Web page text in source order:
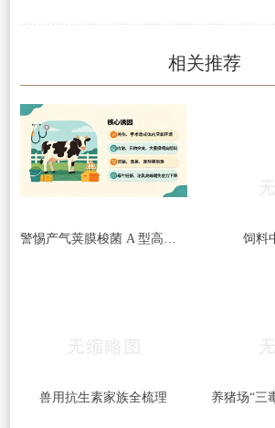
相关推荐
饲料
兽用抗生素家族全梳理